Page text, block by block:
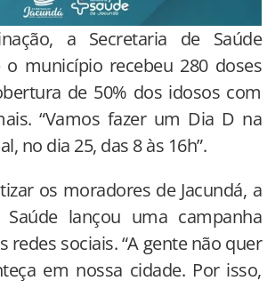
a Secretaria de Saúde
município recebeu 280 doses
de 50% dos idosos com
“Vamos fazer um Dia D na
no dia 25, das 8 às 16h”.
os moradores de Jacundá, a
Saúde lançou uma campanha
redes sociais. “A gente não quer
em nossa cidade. Por isso,